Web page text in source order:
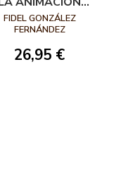
FIDEL GONZÁLEZ
FERNÁNDEZ
26,95 €